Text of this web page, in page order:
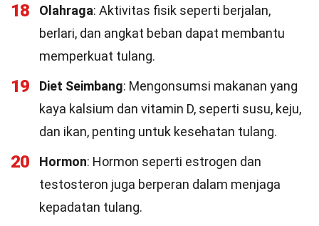
18 Olahraga: Aktivitas fisik seperti berjalan,
berlari, dan angkat beban dapat membantu
memperkuat tulang.
19 Diet Seimbang: Mengonsumsi makanan yang
kaya kalsium dan vitamin D, seperti susu, keju,
dan ikan, penting untuk kesehatan tulang.
20 Hormon: Hormon seperti estrogen dan
testosteron juga berperan dalam menjaga
kepadatan tulang.